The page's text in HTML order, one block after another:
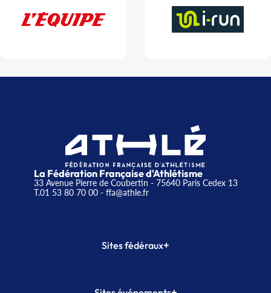
La Fédération Française d'Athlétisme
33 Avenue Pierre de Coubertin - 75640 Paris Cedex 13
T.01 53 80 70 00- ffa@athle.fr
Sites fédéraux+